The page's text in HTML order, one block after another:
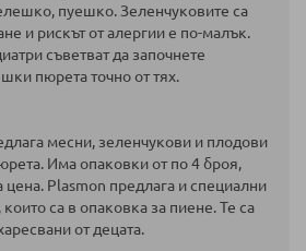
пуешко. Зеленчуковите са
и рискът от алергии е по-малък.
съветват да започнете
пюрета точно от тях.
месни, зеленчукови и плодови
Има опаковки от по 4 броя,
цена. Plasmon предлага и специални
които са в опаковка за пиене. Те са
от децата.